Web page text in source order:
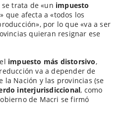
trata de «un impuesto
que afecta a «todos los
por lo que «va a ser
quieran resignar ese
impuesto más distorsivo,
va a depender de
la Nación y las provincias (se
interjurisdiccional, como
de Macri se firmó